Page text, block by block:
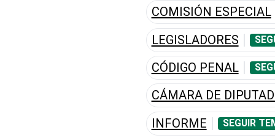
COMISIÓN ESPECIAL
LEGISLADORES
CÓDIGO PENAL
CÁMARA DE
INFORME
SEGUIR